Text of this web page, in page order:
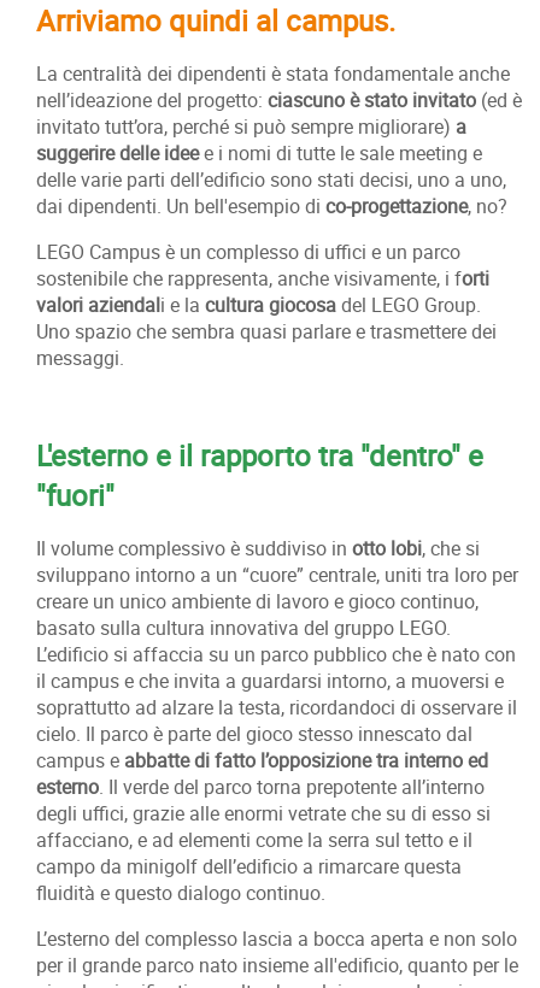
Arriviamo quindi al campus.
La centralità dei dipendenti è stata fondamentale anche
nell’ideazione del progetto: ciascuno è stato invitato (ed è
invitato tutt’ora, perché si può sempre migliorare) a
suggerire delle ideee i nomi di tutte le sale meeting e
delle varie parti dell’edificio sono stati decisi, uno a uno,
dai dipendenti. Un bell'esempio di co-progettazione, no?
LEGO Campus è un complesso di uffici e un parco
sostenibile che rappresenta, anche visivamente, i forti
valori aziendali e la cultura giocosadel LEGO Group.
Uno spazio che sembra quasi parlare e trasmettere dei
messaggi.
L'esterno e il rapporto tra "dentro" e
"fuori"
Il volume complessivo è suddiviso in otto lobi, che si
sviluppano intorno a un “cuore” centrale, uniti tra loro per
creare un unico ambiente di lavoro e gioco continuo,
basato sulla cultura innovativa del gruppo LEGO.
L’edificio si affaccia su un parco pubblico che è nato con
il campus e che invita a guardarsi intorno, a muoversi e
soprattutto ad alzare la testa, ricordandoci di osservare il
cielo. Il parco è parte del gioco stesso innescato dal
campus e abbatte di fatto l’opposizione tra interno ed
esterno. Il verde del parco torna prepotente all’interno
degli uffici, grazie alle enormi vetrate che su di esso si
affacciano, e ad elementi come la serra sul tetto e il
campo da minigolf dell’edificio a rimarcare questa
fluidità e questo dialogo continuo.
L’esterno del complesso lascia a bocca aperta e non solo
per il grande parco nato insieme all'edificio, quanto per le